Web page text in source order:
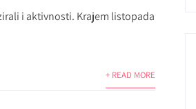
i aktivnosti. Krajem listopada
+ READ MORE